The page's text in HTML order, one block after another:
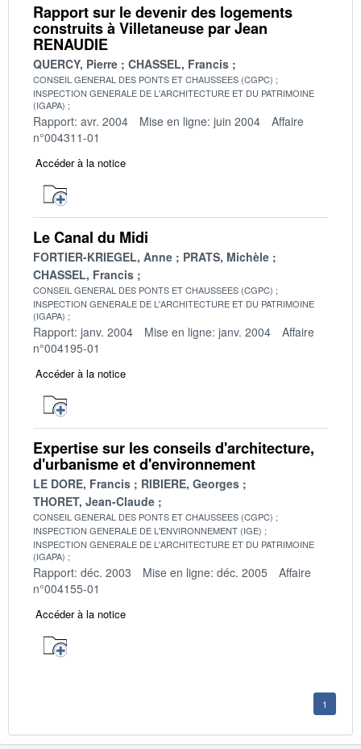
Rapport sur le devenir des logements
construits à Villetaneuse par Jean
RENAUDIE
QUERCY, Pierre CHASSEL, Francis
CONSEIL GENERAL DES PONTS ET CHAUSSEES (CGPC)
INSPECTION GENERALE DE L'ARCHITECTURE ET DU PATRIMOINE
(IGAPA)
Rapport: avr. 2004 Mise en ligne: juin 2004
Affaire
n°004311-01
Accéder à la notice
Le Canal du Midi
FORTIER-KRIEGEL, Anne
PRATS, Michèle
CHASSEL, Francis
CONSEIL GENERAL DES PONTS ET CHAUSSEES (CGPC)
INSPECTION GENERALE DE L'ARCHITECTURE ET DU PATRIMOINE
(IGAPA)
Rapport: janv. 2004 Mise en ligne: janv. 2004
Affaire
n°004195-01
Accéder à la notice
Expertise sur les conseils d'architecture,
d'urbanisme et d'environnement
LE DORE, Francis
RIBIERE, Georges
THORET, Jean-Claude
CONSEIL GENERAL DES PONTS ET CHAUSSEES (CGPC)
INSPECTION GENERALE DE L'ENVIRONNEMENT (IGE)
INSPECTION GENERALE DE L'ARCHITECTURE ET DU PATRIMOINE
(IGAPA)
Rapport: déc. 2003 Mise en ligne: déc. 2005
Affaire
n°004155-01
Accéder à la notice
1